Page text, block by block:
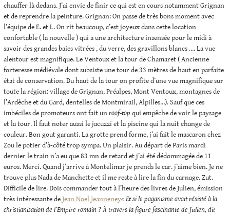
chauffer là dedans. J’ai envie de finir ce qui est en cours notamment Grignan
et de reprendre la peinture. Grignan: On passe de très bons moment avec
l’équipe de E. et L. On rit beaucoup, c’est joyeux dans cette location
confortable ( la nouvelle ) qui a une architecture insensée pour le midi à
savoir des grandes baies vitrées , du verre, des gravillons blancs …. La vue
alentour est magnifique. Le Ventoux et la tour de Chamaret ( Ancienne
forteresse médiévale dont subsiste une tour de 33 mètres de haut en parfaite
état de conservation. Du haut de la tour on profite d’une vue magnifique sur
toute la région: village de Grignan, Préalpes, Mont Ventoux, montagnes de
l’Ardèche et du Gard, dentelles de Montmirail, Alpilles…). Sauf que ces
imbéciles de promoteurs ont fait unroof-top qui empêche de voir le paysage
et la tour. Il faut noter aussi le jacuzzi et la piscine qui la nuit change de
couleur. Bon gout garanti. La grotte prend forme, j’ai fait le mascaron chez
Zou le potier d’à-côté trop sympa. Un plaisir. Au départ de Paris mardi
dernier le train n’a eu que 83 mn de retard et j’ai été dédommagée de 11
euros. Merci. Quand j’arrive à Montelimar je prends le car. j’aime bien. Je ne
trouve plus Nada de Manchette et il me reste à lire la fin du carnage. Zut.
Difficile de lire. Dois commander tout à l’heure des livres de Julien, émission
très intéressante deJean Noel Jeanneney« Et si le paganisme avait résisté à la
christianisation de l’Empire romain ?À travers la figure fascinante de Julien, dit